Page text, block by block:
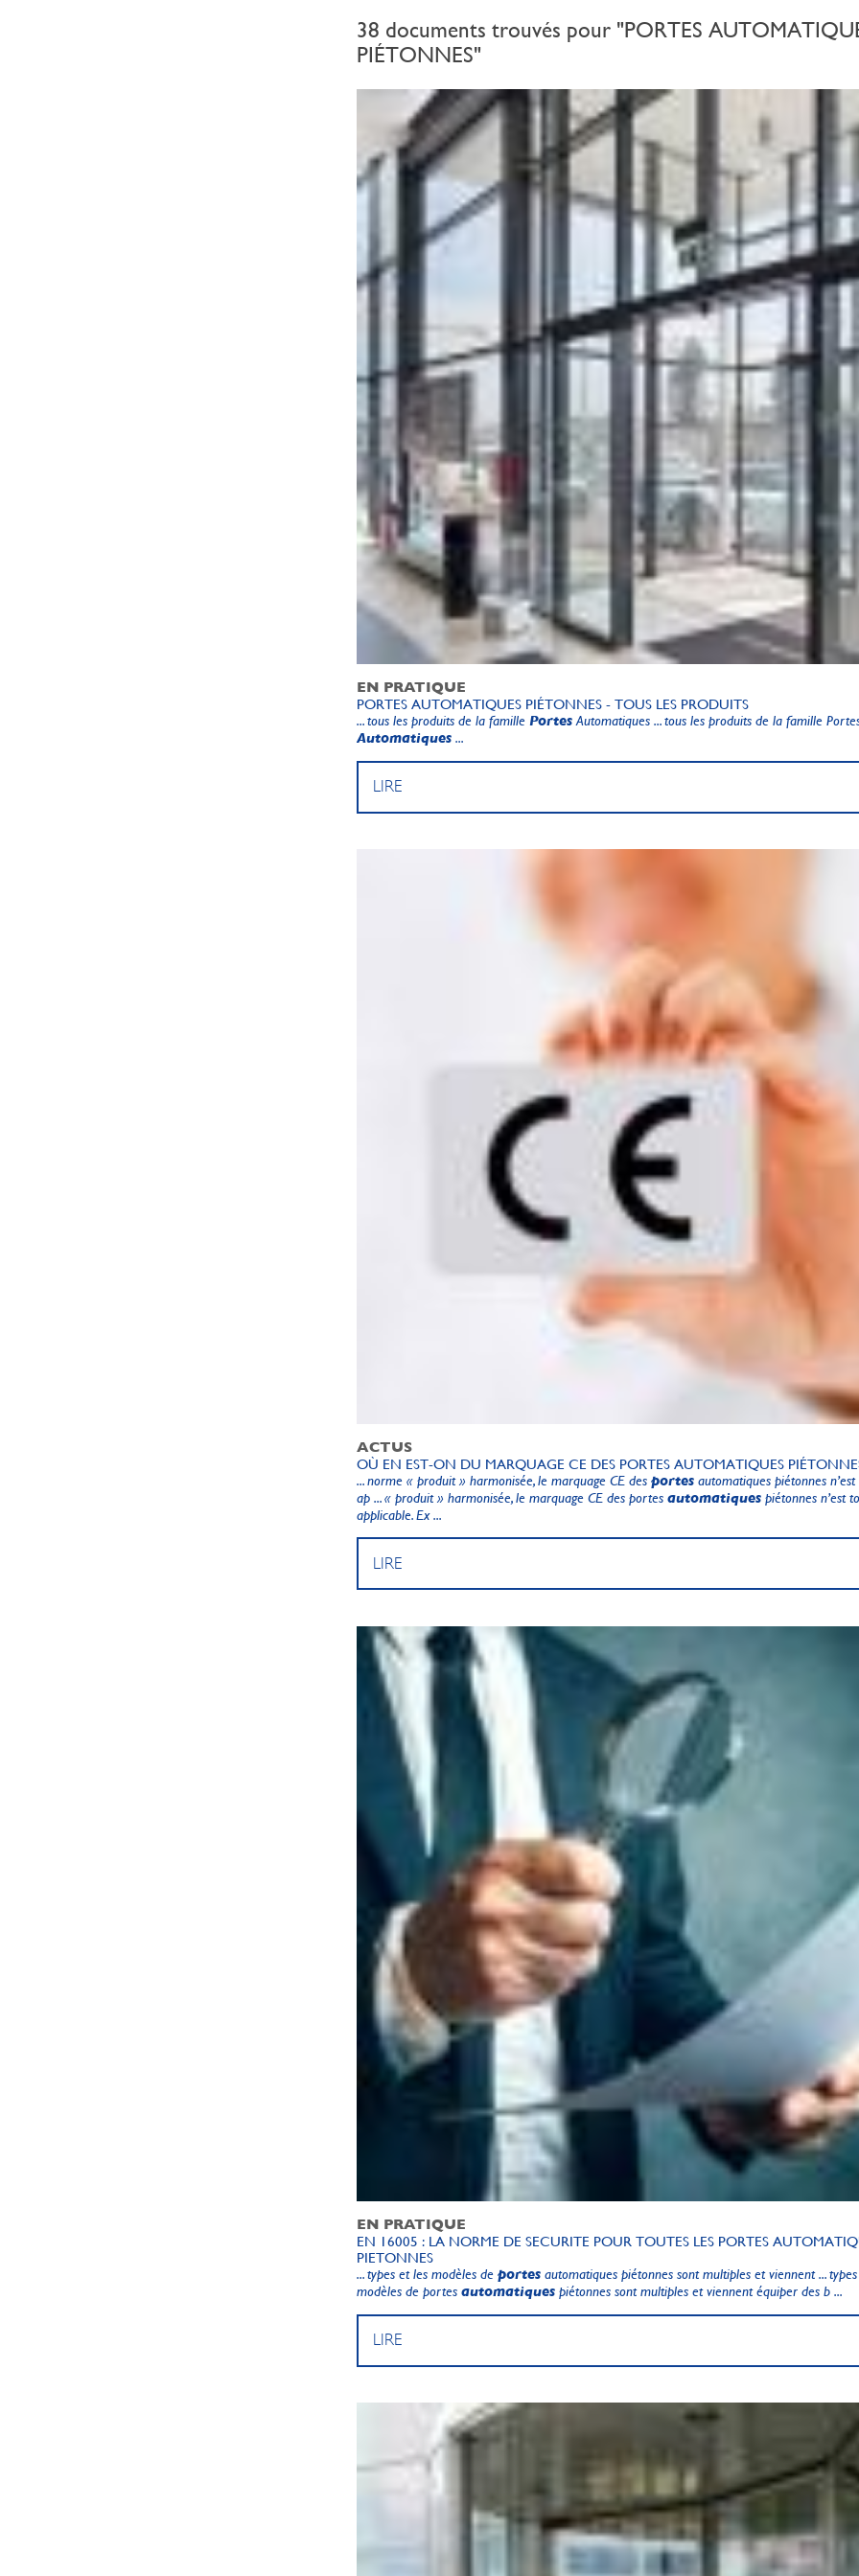
38 documents trouvés pour "PORTES
PIÉTONNES"
EN PRATIQUE
PORTES AUTOMATIQUES PIÉTONNES - TOUS LES PRODUITS
... tous les produits de la famille PortesAutomatiques ... tous les produits de la famille
Automatiques ...
LIRE
ACTUS
OÙ EN EST-ON DU MARQUAGE CE DES PORTES AUTOMATIQUES
... norme « produit » harmonisée, le marquage CE des portes automatiques piétonnes
ap ... « produit » harmonisée, le marquage CE des portes automatiques piétonnes n’est
applicable. Ex ...
LIRE
EN PRATIQUE
EN 16005 : LA NORME DE SECURITE POUR TOUTES LES PORTES
PIETONNES
... types et les modèles de portes automatiques piétonnes sont multiples et viennent ...
modèles de portes automatiques piétonnes sont multiples et viennent équiper des b ...
LIRE